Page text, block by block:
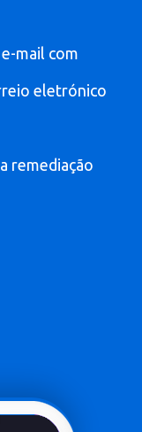
mail com
eletrónico
remediação